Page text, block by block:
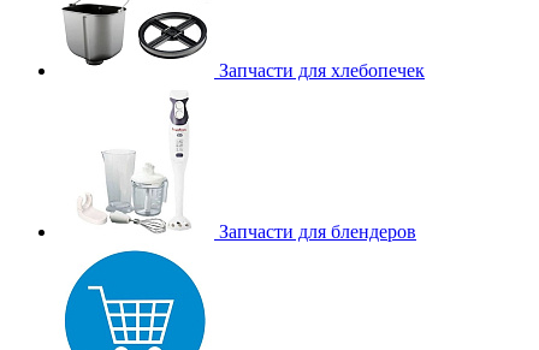
Запчасти для хлебопечек
Запчасти для блендеров